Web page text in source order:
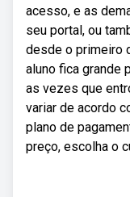
acesso, e as
seu portal, ou
desde o primeiro
aluno fica grande
as vezes que
variar de acordo
plano de
preço, escolha o